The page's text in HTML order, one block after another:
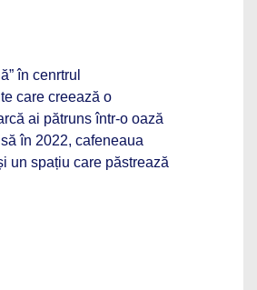
în cenrtrul
care creează o
ai pătruns într-o oază
în 2022, cafeneaua
un spațiu care păstrează